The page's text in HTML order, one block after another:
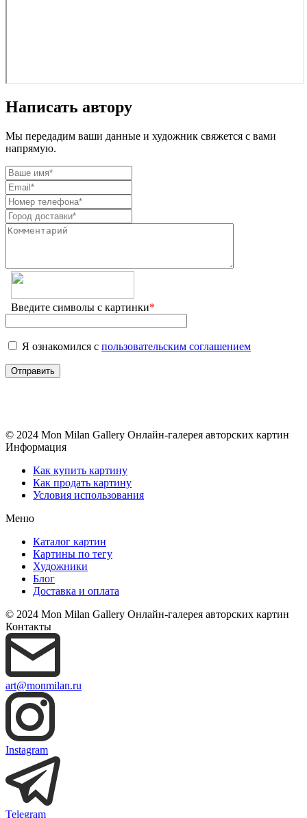
Написать автору
Мы передадим ваши данные и художник свяжется с вами
напрямую.
Введите символы с картинки*
Я ознакомился с пользовательским соглашением
© 2024 Mon Milan Gallery Онлайн-галерея авторских картин
Информация
Как купить картину
Как продать картину
Условия использования
Меню
Каталог картин
Картины по тегу
Художники
Блог
Доставка и оплата
© 2024 Mon Milan Gallery Онлайн-галерея авторских картин
Контакты
art@monmilan.ru
Instagram
Telegram